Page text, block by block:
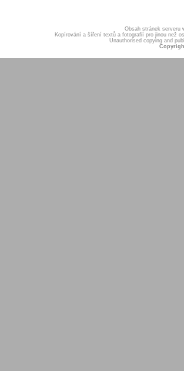
Obsah stránek serveru
Kopírování a šíření textů a fotografií pro jinou než
Unauthorised copying and